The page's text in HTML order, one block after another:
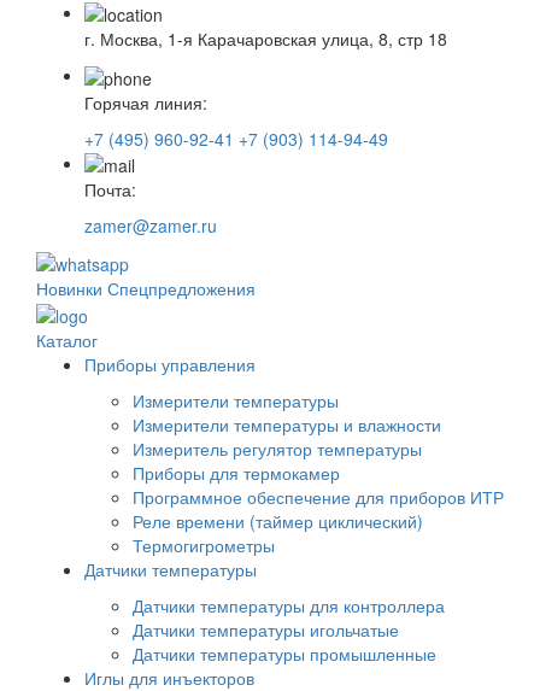
г. Москва, 1-я Карачаровская улица, 8, стр 18
Горячая линия:
+7 (495) 960-92-41 +7 (903) 114-94-49
Почта:
zamer@zamer.ru
Новинки Спецпредложения
Каталог
Приборы управления
Измерители температуры
Измерители температуры и влажности
Измеритель регулятор температуры
Приборы для термокамер
Программное обеспечение для приборов ИТР
Реле времени (таймер циклический)
Термогигрометры
Датчики температуры
Датчики температуры для контроллера
Датчики температуры игольчатые
Датчики температуры промышленные
Иглы для инъекторов